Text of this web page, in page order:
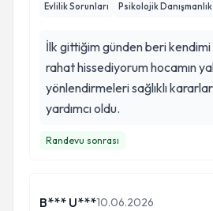
ve yaşadığımız duygusal
fark ettim. Bu farkındalık
bir bakış açısı kazandırdı.
artmasına, kendi değerimi
görebilmeme ve kendimi daha
büyük katkı sağladı. Beni her
bir değişim yaşadım. Şeridini
Evlilik Sorunları Psikolojik
İlk gittiğim günden beri
rahat hissediyorum hocamın
yönlendirmeleri sağlıklı
yardımcı oldu.
Randevu sonrası
B*** U***10.06.2026